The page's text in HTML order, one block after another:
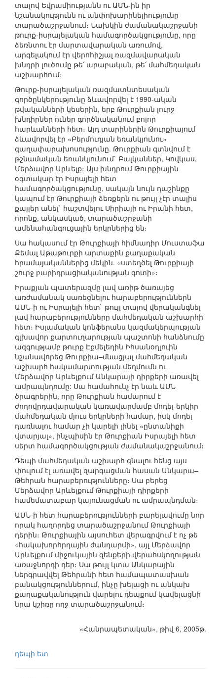
տալով Եվրամիությանն ու ԱՄՆ-ին իր
նշանակությունն ու անփոխարինելիությունը
տարածաշրջանում։ Նախկին ժամանակաշրջանի
թուրք-իսրայելական համագործակցությունը, որը
ձեռնտու էր մարտավարական առումով,
արգելակում էր վերոհիշյալ ռազմավարական
խնդրի լուծումը թե՛ արաբական, թե՛ մահմեդական
աշխարհում։
Թուրք-իսրայելական ռազմատնտեսական
գործընկերությունը ձևավորվել է 1990-ական
թվականների կեսերին, երբ Թուրքիան լուրջ
խնդիրներ ուներ գործնականում բոլոր
հարևանների հետ։ Այդ տարիներին Թուրքիայում
ձևավորվել էր «Բերմուդյան եռանկյունու»
գաղափարախոսությունը. Թուրքիան գտնվում է
թշնամական եռանկյունում` Բալկաններ, Կովկաս,
Մերձավոր Արևելք։ Այս խնդրում Թուրքիային
օգտակար էր Իսրայելի հետ
համագործակցությունը, սակայն նույն դաշինքը
կապում էր Թուրքիայի ձեռքերն ու թույլ չէր տալիս
քայլեր անել` հաշտվելու Սիրիայի ու Իրանի հետ,
որոնք, անկասկած, տարածաշրջանի
ամենահանգուցային երկրներից են։
Սա հակասում էր Թուրքիայի հիմնադիր Մուստաֆա
Քեմալ Աթաթուրքի արտաքին քաղաքական
հրամայականներից մեկին. «ստեղծել Թուրքիայի
շուրջ բարիդրացիականության գոտի»։
Իրաքյան պատերազմը լավ առիթ ծառայեց
առժամանակ սառեցնելու հարաբերություններն
ԱՄՆ-ի ու Իսրայելի հետ` թույլ տալով վերականգնել
լավ հարաբերությունները մահմեդական աշխարհի
հետ։ Իսլամական կոնֆերանս կազմակերպության
գլխավոր քարտուղարության պաշտոնի հանձնումը
ազգությամբ թուրք Էքմելեդին Իհսանօղլուին
նշանավորեց Թուրքիա–մնացյալ մահմեդական
աշխարհ հակամարտության մեղմումն ու
Մերձավոր Արևելքում Անկարայի դիրքերի առավել
ամրապնդումը: Սա համահունչ էր նաև ԱՄՆ
ծրագրերին, որը Թուրքիան համարում է
ժողովրդավարական կառավարմամբ մոդել-երկիր
մահմեդական մյուս երկրների համար, իսկ մոդել
դառնալու համար չի կարելի լինել «ընտանիքի
վտարյալ», ինչպիսին էր Թուրքիան Իսրայելի հետ
սերտ համագործակցության ժամանակաշրջանում։
Դեպի մահմեդական աշխարհ գնալու հենց այս
փուլում էլ առավել զարգացման հասան Անկարա–
Թեհրան հարաբերությունները։ Սա բերեց
Մերձավոր Արևելքում Թուրքիայի դիրքերի
համեմատաբար կայունացման ու ամրապնդման։
ԱՄՆ-ի հետ հարաբերությունների բարելավումը նոր
որակ հաղորդեց տարածաշրջանում Թուրքիայի
դերին։ Թուրքիային այսուհետ վերագրվում է ոչ թե
«հակախորհրդային ժանդարմի», այլ Մերձավոր
Արևելքում միջուկային զենքերի վերահսկողության
առաջնորդի դեր։ Սա թույլ կտա Անկարային
ներգրավվել Թեհրանի հետ համապատասխան
բանակցություններում, ինչը խելացի ու անկախ
քաղաքականություն վարելու դեպքում կավելացնի
նրա կշիռը ողջ տարածաշրջանում։
«Հանրապետական», թիվ 6, 2005թ.
դեպի ետ